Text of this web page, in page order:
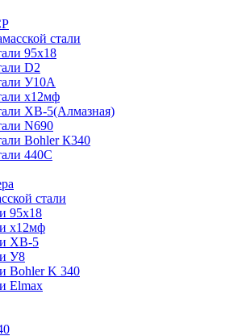
стали
95х18
D2
У10А
х12мф
ХВ-5(Алмазная)
N690
Bohler К340
440С
стали
95х18
х12мф
ХВ-5
У8
Bohler K 340
Elmax